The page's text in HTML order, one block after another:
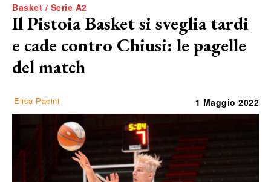
Basket / Serie A2
Il Pistoia Basket si sveglia tardi
e cade contro Chiusi: le pagelle
del match
Elisa Pacini 1 Maggio 2022